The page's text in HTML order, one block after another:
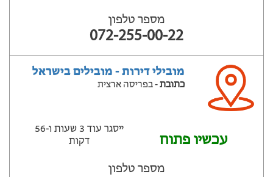
מספר טלפון
072-255-00-22
מובילי דירות - מובילים בישראל
כתובת- בפריסה ארצית
עכשיו פתוח
ייסגר עוד 3 שעות ‫ו-56
דקות
מספר טלפון